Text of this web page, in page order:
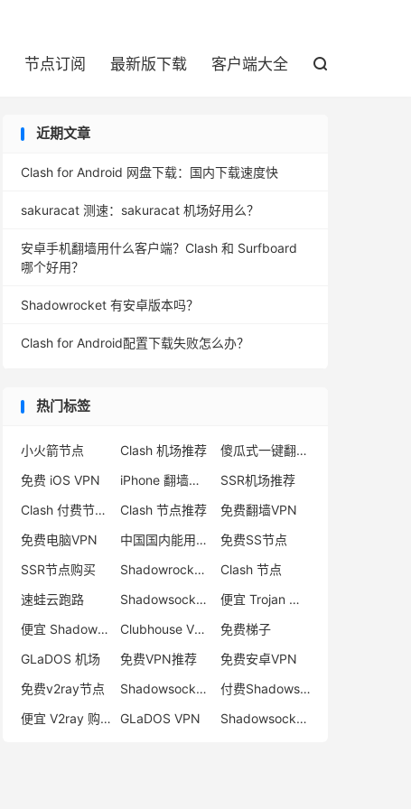
节点订阅 最新版下载 客户端大全 
近期文章
Clash for Android 网盘下载：国内下载速度快
sakuracat 测速：sakuracat 机场好用么？
安卓手机翻墙用什么客户端？Clash 和 Surfboard
哪个好用？
Shadowrocket 有安卓版本吗？
Clash for Android配置下载失败怎么办？
热门标签
小火箭节点 Clash 机场推荐
傻瓜式一键翻墙VPN客户端
免费 iOS VPN
iPhone 翻墙代理软件
SSR机场推荐
Clash 付费节点购买
Clash 节点推荐
免费翻墙VPN
免费电脑VPN
中国国内能用的翻墙VPN推荐
免费SS节点
SSR节点购买
Shadowrocket 地址
Clash 节点
速蛙云跑路
Shadowsocks 付费节点
便宜 Trojan 购买
便宜 Shadowsocks 购买
Clubhouse VPN
免费梯子
GLaDOS 机场
免费VPN推荐
免费安卓VPN
免费v2ray节点
Shadowsocks 服务器
付费Shadowsocks推荐
便宜 V2ray 购买
GLaDOS VPN Shadowsocks 节点哪里买